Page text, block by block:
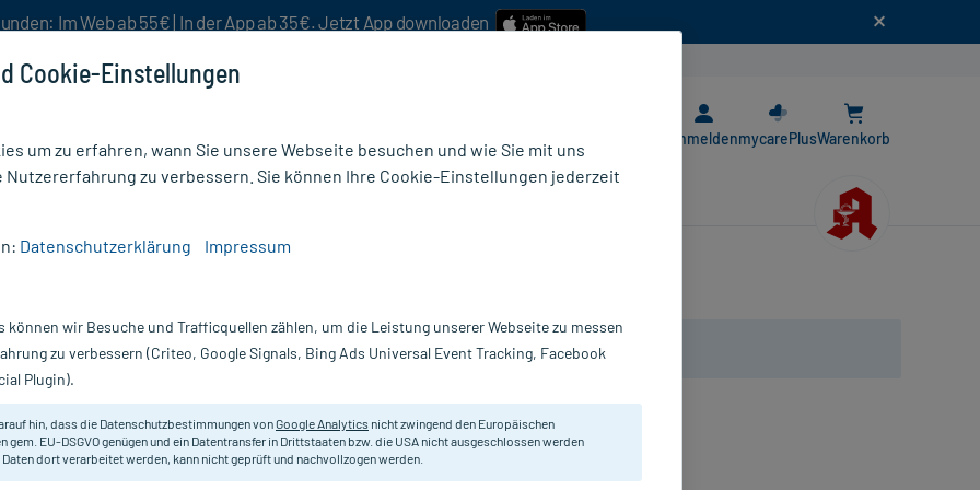
Im Web ab 55€ | In der App ab 35€. Jetzt App downloaden
AnmeldenmycarePlusWarenkorb
Nur für kurze Zeit:Gratis-Versand* ab 19€ Mindestbestellwert!
FRONTLINE
Gegen Floh-, Zecken- und Haarlingsbefall. Für Hunde 20-40 kg.
Cookie-Einstellungen
um zu erfahren, wann Sie unsere Webseite besuchen und wie Sie mit uns
Nutzererfahrung zu verbessern. Sie können Ihre Cookie-Einstellungen jederzeit
Datenschutzerklärung Impressum
können wir Besuche und Trafficquellen zählen, um die Leistung unserer Webseite zu messen
zu verbessern (Criteo, Google Signals, Bing Ads Universal Event Tracking, Facebook
Plugin).
hin, dass die Datenschutzbestimmungen vonGoogle Analytics nicht zwingend den Europäischen
gem. EU-DSGVO genügen und ein Datentransfer in Drittstaaten bzw. die USA nicht ausgeschlossen werden
Daten dort verarbeitet werden, kann nicht geprüft und nachvollzogen werden.